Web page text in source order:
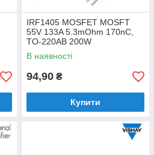
IRF1405 MOSFET MOSFT
55V 133A 5.3mOhm 170nC,
TO-220AB 200W
В наявності
94,90 ₴
Купити